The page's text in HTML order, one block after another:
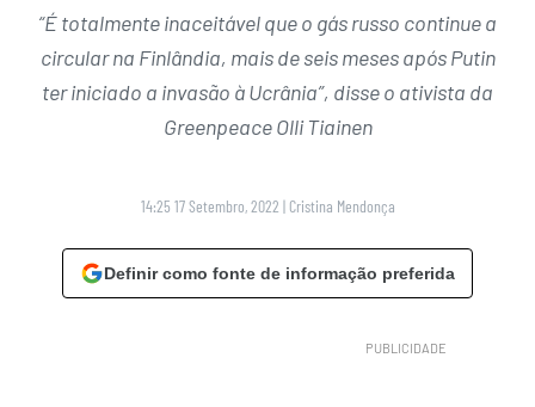
“É totalmente inaceitável que o gás russo continue a
circular na Finlândia, mais de seis meses após Putin
ter iniciado a invasão à Ucrânia”, disse o ativista da
Greenpeace Olli Tiainen
14:25 17 Setembro, 2022 | Cristina Mendonça
Definir como fonte de informação preferida